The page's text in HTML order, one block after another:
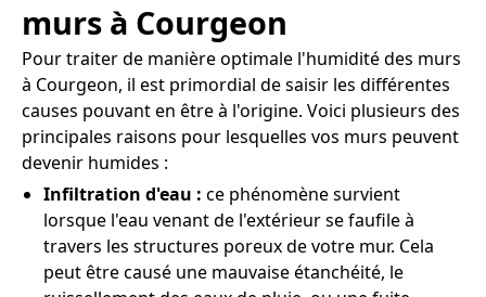
murs à Courgeon
Pour traiter de manière optimale l'humidité des murs
à Courgeon, il est primordial de saisir les différentes
causes pouvant en être à l'origine. Voici plusieurs des
principales raisons pour lesquelles vos murs peuvent
devenir humides :
Infiltration d'eau : ce phénomène survient
lorsque l'eau venant de l'extérieur se faufile à
travers les structures poreux de votre mur. Cela
peut être causé une mauvaise étanchéité, le